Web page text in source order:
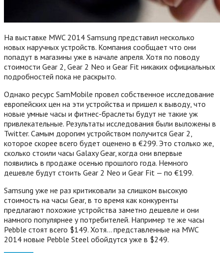
На выставке MWC 2014 Samsung представил несколько
новых наручных устройств. Компания сообщает что они
попадут в магазины уже в начале апреля. Хотя по поводу
стоимости Gear 2, Gear 2 Neo и Gear Fit никаких официальных
подробностей пока не раскрыто.
Однако ресурс SamMobile провел собственное исследование
европейских цен на эти устройства и пришел к выводу, что
новые умные часы и фитнес-браслеты будут не такие уж
привлекательные. Результаты исследования были выложены в
Twitter. Самым дорогим устройством получится Gear 2,
которое скорее всего будет оценено в €299. Это столько же,
сколько стоили часы Galaxy Gear, когда они впервые
появились в продаже осенью прошлого года. Немного
дешевле будут стоить Gear 2 Neo и Gear Fit — по €199.
Samsung уже не раз критиковали за слишком высокую
стоимость на часы Gear, в то время как конкуренты
предлагают похожие устройства заметно дешевле и они
намного популярнее у потребителей. Например те же часы
Pebble стоят всего $149. Хотя… представленные на MWC
2014 новые Pebble Steel обойдутся уже в $249.